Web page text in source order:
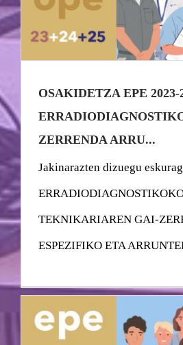
OSAKIDETZA EPE 2023-
ZERRENDA ARRU...
Jakinarazten dizuegu
TEKNIKARIAREN GAI-
ESPEZIFIKO ETA